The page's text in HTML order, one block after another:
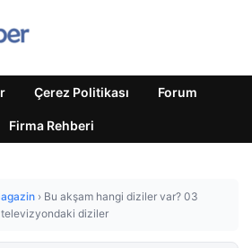
Çerez Politikası Forum
Firma Rehberi
› Bu akşam hangi diziler var? 03
diziler